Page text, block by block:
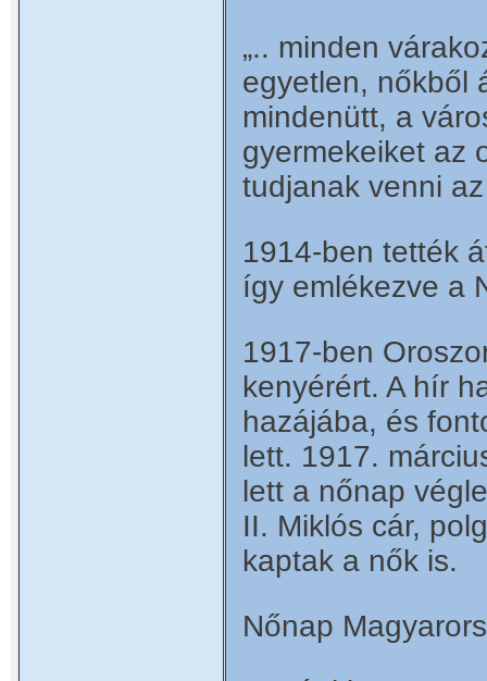
„.. minden
egyetlen, nőkből
mindenütt, a
gyermekeiket az
tudjanak venni
1914-ben tették
így emlékezve a
1917-ben
kenyérért. A hír
hazájába, és
lett. 1917.
lett a nőnap
II. Miklós cár,
kaptak a nők is.
Nőnap